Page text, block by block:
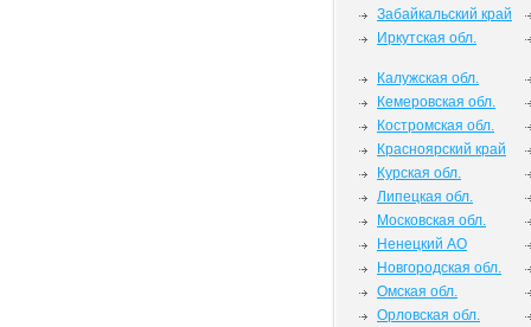
Забайкальский край
Иркутская обл.
Калужская обл.
Кемеровская обл.
Костромская обл.
Красноярский край
Курская обл.
Липецкая обл.
Московская обл.
Ненецкий АО
Новгородская обл.
Омская обл.
Орловская обл.